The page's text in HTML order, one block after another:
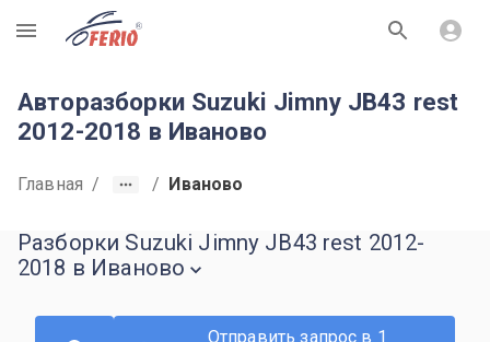
R
Авторазборки Suzuki Jimny JB43 rest
2012-2018 в Иваново
Главная / / Иваново
Разборки Suzuki Jimny JB43 rest 2012-
2018 в Иваново
Отправить запрос в 1